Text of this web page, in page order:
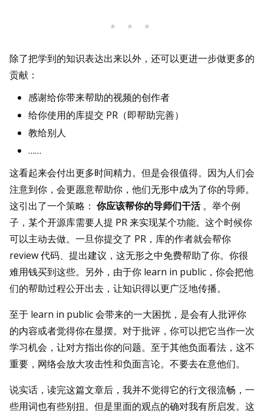
* * *
除了把学到的知识表达出来以外，还可以更进一步做更多的
贡献：
感谢给你带来帮助的视频的创作者
给你使用的库提交 PR（即帮助完善）
教给别人
……
这看起来会付出更多时间精力。但是会很值得。因为人们会
注意到你，会更愿意帮助你，他们无形中成为了你的导师。
这引出了一个策略： 你应该帮你的导师们干活。举个例
子，某个开源库需要人提 PR 来实现某个功能。这个时候你
可以主动去做。一旦你提交了 PR，库的作者就会帮你
review 代码、提出建议，这无形之中免费帮助了你。你很
难用钱买到这些。另外，由于你 learn in public，你会把他
们的帮助过程公开出去，让知识得以更广泛地传播。
至于 learn in public 会带来的一大困扰，是会有人批评你
的内容或者觉得你在显摆。对于批评，你可以把它当作一次
学习机会，让对方指出你的问题。至于其他负面看法，这不
重要，网络会放大攻击性和负面言论。不要去在意他们。
说实话，读完这篇文章后，我并不觉得它的行文很流畅，一
些用词也有些别扭。但是里面的观点的确对我有所启发。这